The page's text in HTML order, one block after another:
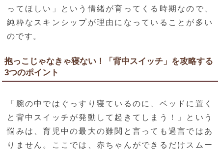
ってほしい」という情緒が育ってくる時期なので、
純粋なスキンシップが理由になっていることが多い
のです。
抱っこじゃなきゃ寝ない！「背中スイッチ」を攻略する
3つのポイント
「腕の中ではぐっすり寝ているのに、ベッドに置く
と背中スイッチが発動して起きてしまう！」という
悩みは、育児中の最大の難関と言っても過言ではあ
りません。ここでは、赤ちゃんができるだけスムー